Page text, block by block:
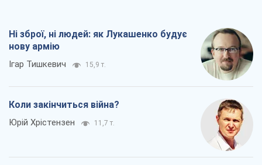
Ні зброї, ні людей: як Лукашенко будує
нову армію
Ігар Тишкевич 15,9 т.
Коли закінчиться війна?
Юрій Хрістензен 11,7 т.